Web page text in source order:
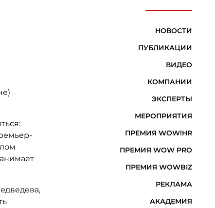
НОВОСТИ
ПУБЛИКАЦИИ
ВИДЕО
КОМПАНИИ
ЭКСПЕРТЫ
МЕРОПРИЯТИЯ
ПРЕМИЯ WOW!HR
ПРЕМИЯ WOW PRO
ПРЕМИЯ WOWBIZ
РЕКЛАМА
АКАДЕМИЯ